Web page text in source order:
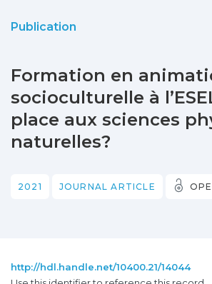
Statistics
Publication
Formation en
socioculturelle à
place aux sciences
naturelles?
2021 JOURNAL ARTICLE
http://hdl.handle.net/10400.21/14044